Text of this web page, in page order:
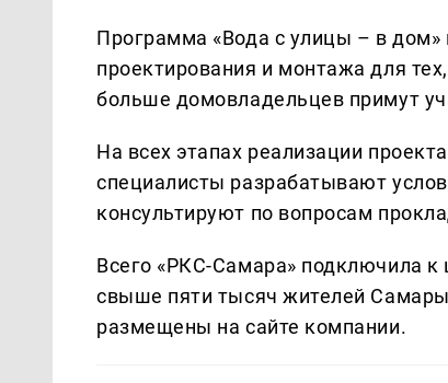
Программа «Вода с улицы – в дом»
проектирования и монтажа для
больше домовладельцев примут
На всех этапах реализации
специалисты разрабатывают
консультируют по вопросам
Всего «РКС-Самара» подключила
свыше пяти тысяч жителей
размещены на сайте компании.